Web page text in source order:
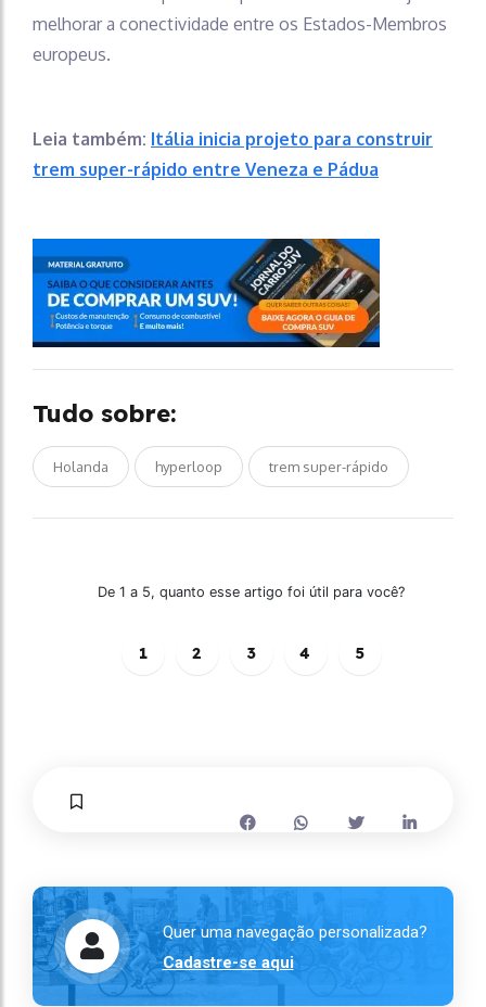
melhorar a conectividade entre os Estados-Membros
europeus.
Leia também: Itália inicia projeto para construir
trem super-rápido entre Veneza e Pádua
Tudo sobre:
Holanda hyperloop trem super-rápido
De 1 a 5, quanto esse artigo foi útil para você?
1 2 3 4 5
Quer uma navegação personalizada?
Cadastre-se aqui